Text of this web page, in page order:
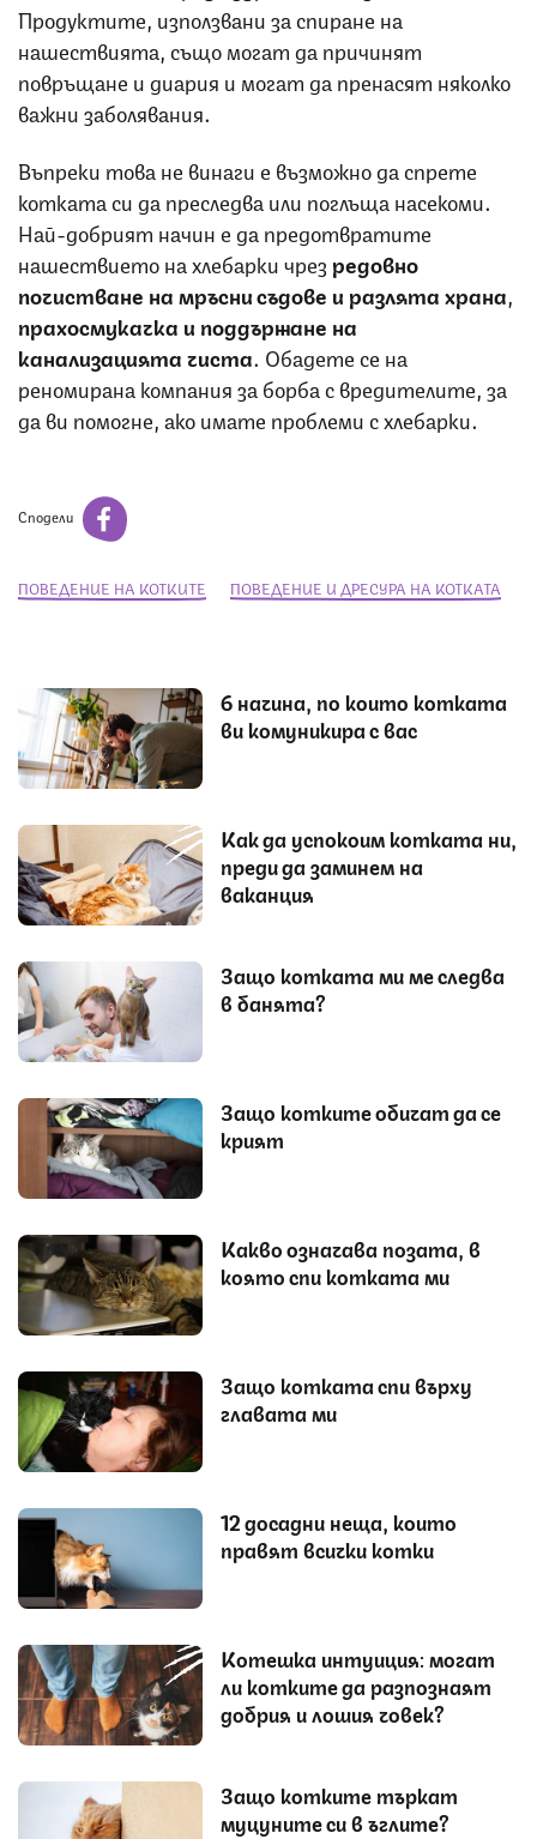
Продуктите, използвани за спиране на
нашествията, също могат да причинят
повръщане и диария и могат да пренасят няколко
важни заболявания.
Въпреки това не винаги е възможно да спрете
котката си да преследва или поглъща насекоми.
Най-добрият начин е да предотвратите
нашествието на хлебарки чрез редовно
почистване на мръсни съдове и разлята храна,
прахосмукачка и поддържане на
канализацията чиста. Обадете се на
реномирана компания за борба с вредителите, за
да ви помогне, ако имате проблеми с хлебарки.
Сподели
ПОВЕДЕНИЕ НА КОТКИТЕ ПОВЕДЕНИЕ И ДРЕСУРА НА КОТКАТА
6 начина, по които котката
ви комуникира с вас
Как да успокоим котката ни,
преди да заминем на
ваканция
Защо котката ми ме следва
в банята?
Защо котките обичат да се
крият
Какво означава позата, в
която спи котката ми
Защо котката спи върху
главата ми
12 досадни неща, които
правят всички котки
Котешка интуиция: могат
ли котките да разпознаят
добрия и лошия човек?
Защо котките търкат
муцуните си в ъглите?